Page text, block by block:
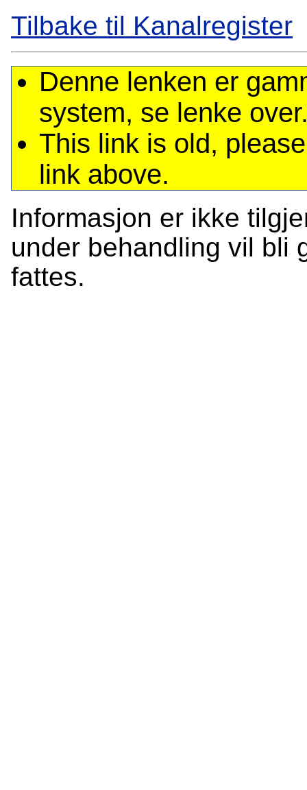
Tilbake til Kanalregister
Denne lenken er
system, se lenke
This link is old,
link above.
Informasjon er ikke
under behandling vil bli
fattes.